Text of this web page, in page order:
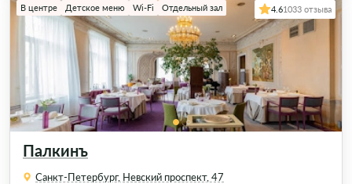
Палкинъ
В центре Детское меню Wi-Fi Отдельный зал 4.61033 отзыва
Санкт-Петербург, Невский проспект, 47